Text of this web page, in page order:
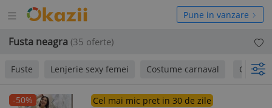
Deschide
meniul
Pune in vanzare
Fusta neagra (35 oferte)
Fuste Lenjerie sexy femei Costume carnaval Oem
-50%
Cel mai mic pret in 30 de zile